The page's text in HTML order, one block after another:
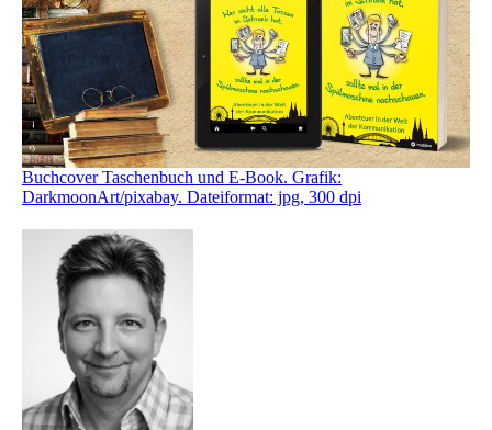
Buchcover Taschenbuch und E-Book. Grafik:
DarkmoonArt/pixabay. Dateiformat: jpg, 300 dpi